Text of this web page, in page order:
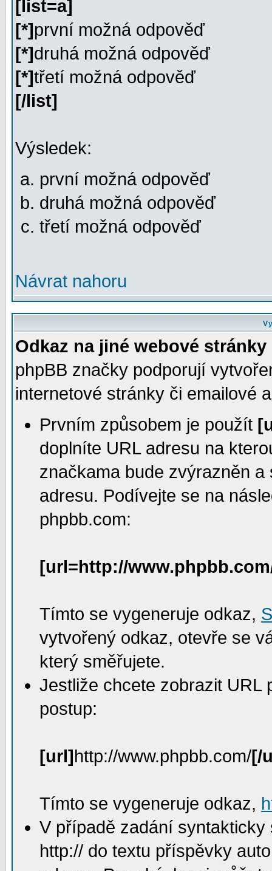
[list=a]
[*]první možná odpověď
[*]druhá možná odpověď
[*]třetí možná odpověď
[/list]
Výsledek:
první možná odpověď
druhá možná odpověď
třetí možná odpověď
Návrat nahoru
Odkaz na jiné webové stránky
phpBB značky podporují
internetové stránky či emailové
Prvním způsobem je použít
doplníte URL adresu na
značkama bude zvýrazněn
adresu. Podívejte se na
phpbb.com:
[url=http://
Tímto se vygeneruje odkaz,
vytvořený odkaz, otevře se
který směřujete.
Jestliže chcete zobrazit URL
postup:
[url]http://www.phpbb.com/[/
Tímto se vygeneruje odkaz,
V případě zadání
http:// do textu příspěvky